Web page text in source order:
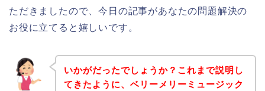
ただきましたので、今日の記事があなたの問題解決の
お役に立てると嬉しいです。
いかがだったでしょうか？これまで説明し
てきたように、ベリーメリーミュージック